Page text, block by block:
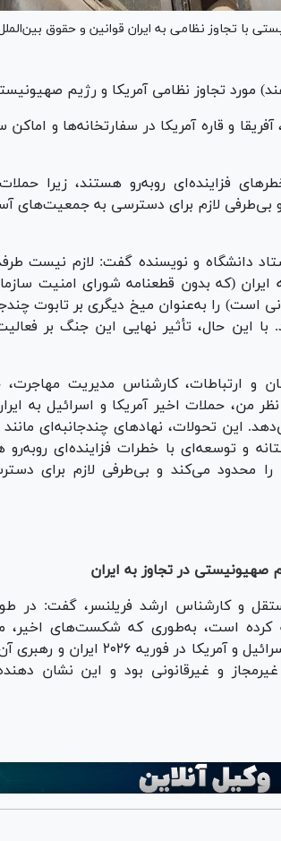
با تجاوز نظامی به ایران قوانین و حقوق
و قاره آمریکا در سفارتخانه‌ها و اماکن
فزاینده‌ای رو‌به‌رو هستند، زیرا
بی‌طرفی لازم برای دسترسی به جمعیت‌های
دانشگاه و نویسنده گفت: لازم نیست
ایران (که بدون قطعنامه شورای امنیت
است) را به‌عنوان میخ دیگری بر تابوت
با این حال، تأثیر نهایی این جنگ بر
و ارتباطات، کارشناس مدیریت
من، حملات اخیر آمریکا و اسرائیل به
این تحولات، نهاد‌های چندجانبه‌ای
و توسعه‌ای با خطرات فزاینده‌ای رو‌به‌رو
را محدود می‌کند و بی‌طرفی لازم برای
صهیونیستی در تجاوز به ایران
کرده است، به‌طوری که شکست‌های اخیر،
تحت‌الشعاع قرار داده است. هنگامی که اسرائیل و
و غیرقانونی بود و این نشان